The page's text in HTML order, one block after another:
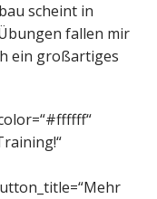
scheint in
fallen mir
ein großartiges